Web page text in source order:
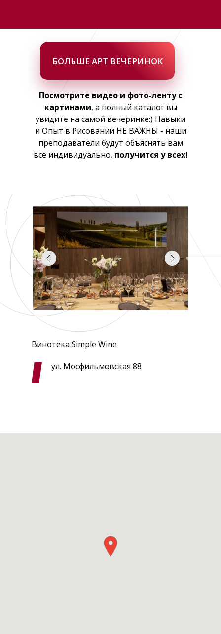
БОЛЬШЕ АРТ ВЕЧЕРИНОК
Посмотрите видео и фото-ленту с
картинами, а полный каталог вы
увидите на самой вечеринке:) Навыки
и Опыт в Рисовании НЕ ВАЖНЫ - наши
преподаватели будут объяснять вам
все индивидуально, получится у всех!
Винотека Simple Wine
ул. Мосфильмовская 88